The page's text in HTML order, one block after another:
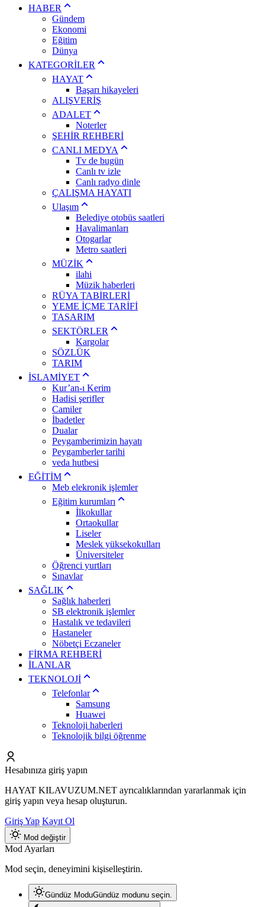
HABER
Gündem
Ekonomi
Eğitim
Dünya
KATEGORİLER
HAYAT
Başarı hikayeleri
ALIŞVERİŞ
ADALET
Noterler
ŞEHİR REHBERİ
CANLI MEDYA
Tv de bugün
Canlı tv izle
Canlı radyo dinle
ÇALIŞMA HAYATI
Ulaşım
Belediye otobüs saatleri
Havalimanları
Otogarlar
Metro saatleri
MÜZİK
ilahi
Müzik haberleri
RÜYA TABİRLERİ
YEME İÇME TARİFİ
TASARIM
SEKTÖRLER
Kargolar
SÖZLÜK
TARIM
İSLAMİYET
Kur’an-ı Kerim
Hadisi şerifler
Camiler
İbadetler
Dualar
Peygamberimizin hayatı
Peygamberler tarihi
veda hutbesi
EĞİTİM
Meb elekronik işlemler
Eğitim kurumları
İlkokullar
Ortaokullar
Liseler
Meslek yüksekokulları
Üniversiteler
Öğrenci yurtları
Sınavlar
SAĞLIK
Sağlık haberleri
SB elektronik işlemler
Hastalık ve tedavileri
Hastaneler
Nöbetçi Eczaneler
FİRMA REHBERİ
İLANLAR
TEKNOLOJİ
Telefonlar
Samsung
Huawei
Teknoloji haberleri
Teknolojik bilgi öğrenme
Hesabınıza giriş yapın
HAYAT KILAVUZUM.NET ayrıcalıklarından yararlanmak için
giriş yapın veya hesap oluşturun.
Giriş Yap Kayıt Ol
Mod değiştir
Mod Ayarları
Mod seçin, deneyimini kişiselleştirin.
Gündüz ModuGündüz modunu seçin.